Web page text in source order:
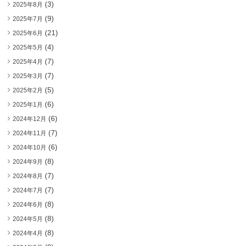
2025年8月 (3)
2025年7月 (9)
2025年6月 (21)
2025年5月 (4)
2025年4月 (7)
2025年3月 (7)
2025年2月 (5)
2025年1月 (6)
2024年12月 (6)
2024年11月 (7)
2024年10月 (6)
2024年9月 (8)
2024年8月 (7)
2024年7月 (7)
2024年6月 (8)
2024年5月 (8)
2024年4月 (8)